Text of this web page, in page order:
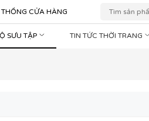
THỐNG CỬA HÀNG
SƯU TẬP TIN TỨC THỜI TRANG